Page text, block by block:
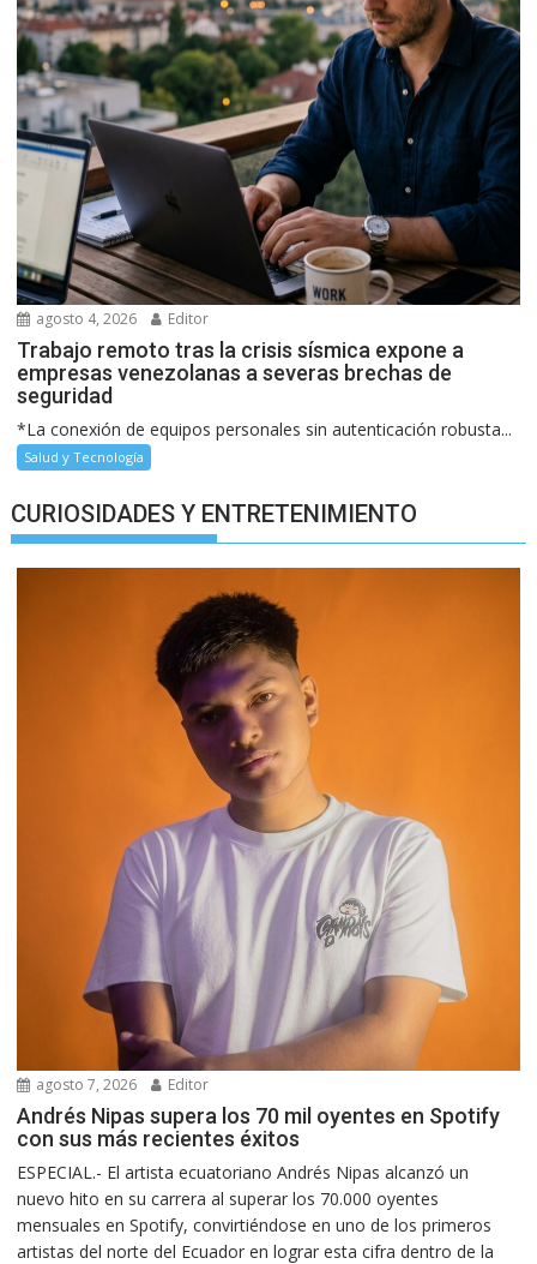
agosto 4, 2026 Editor
Trabajo remoto tras la crisis sísmica expone a
empresas venezolanas a severas brechas de
seguridad
*La conexión de equipos personales sin autenticación robusta...
Salud y Tecnología
CURIOSIDADES Y ENTRETENIMIENTO
agosto 7, 2026 Editor
Andrés Nipas supera los 70 mil oyentes en Spotify
con sus más recientes éxitos
ESPECIAL.- El artista ecuatoriano Andrés Nipas alcanzó un
nuevo hito en su carrera al superar los 70.000 oyentes
mensuales en Spotify, convirtiéndose en uno de los primeros
artistas del norte del Ecuador en lograr esta cifra dentro de la